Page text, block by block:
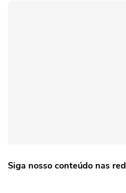
Siga nosso conteúdo nas